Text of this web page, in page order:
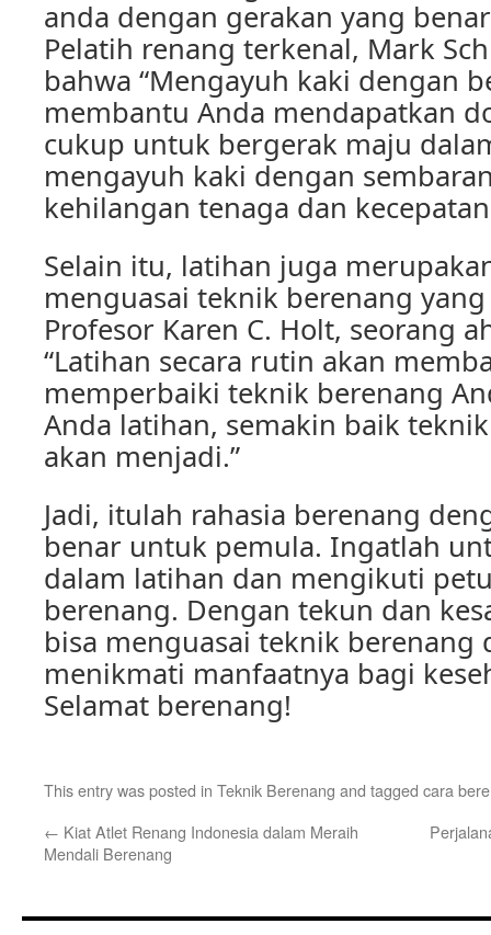
anda dengan gerakan yang
Pelatih renang terkenal, Mark
bahwa “Mengayuh kaki dengan
membantu Anda mendapatkan
cukup untuk bergerak maju
mengayuh kaki dengan
kehilangan tenaga dan
Selain itu, latihan juga
menguasai teknik berenang
Profesor Karen C. Holt, seorang
“Latihan secara rutin akan
memperbaiki teknik berenang
Anda latihan, semakin baik
akan menjadi.”
Jadi, itulah rahasia berenang
benar untuk pemula. Ingatlah
dalam latihan dan mengikuti
berenang. Dengan tekun dan
bisa menguasai teknik berenang
menikmati manfaatnya bagi
Selamat berenang!
This entry was posted in Teknik Berenang and tagged cara
← Kiat Atlet Renang Indonesia dalam Meraih
Mendali Berenang